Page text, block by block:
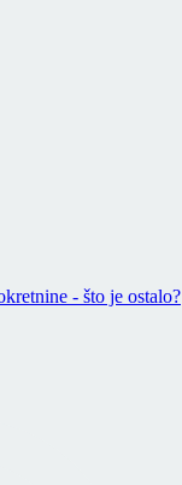
- što je ostalo?